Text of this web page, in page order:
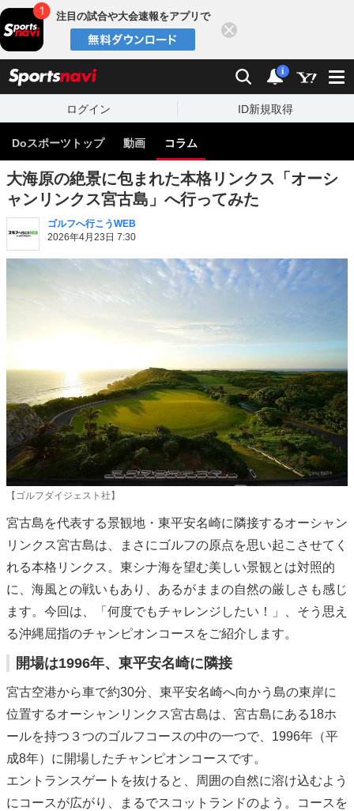
注目の試合や大会速報をアプリで
検索 通知
i
ログイン ID新規取得
Doスポーツトップ 動画 コラム
大海原の絶景に包まれた本格リンクス「オーシ
ャンリンクス宮古島」へ行ってみた
ゴルフへ行こうWEB
2026年4月23日 7:30
【ゴルフダイジェスト社】
宮古島を代表する景観地・東平安名崎に隣接するオーシャン
リンクス宮古島は、まさにゴルフの原点を思い起こさせてく
れる本格リンクス。東シナ海を望む美しい景観とは対照的
に、海風との戦いもあり、あるがままの自然の厳しさも感じ
ます。今回は、「何度でもチャレンジしたい！」、そう思え
る沖縄屈指のチャンピオンコースをご紹介します。
開場は1996年、東平安名崎に隣接
宮古空港から車で約30分、東平安名崎へ向かう島の東岸に
位置するオーシャンリンクス宮古島は、宮古島にある18ホ
ールを持つ３つのゴルフコースの中の一つで、1996年（平
成8年）に開場したチャンピオンコースです。
エントランスゲートを抜けると、周囲の自然に溶け込むよう
にコースが広がり、まるでスコットランドのよう。コースを